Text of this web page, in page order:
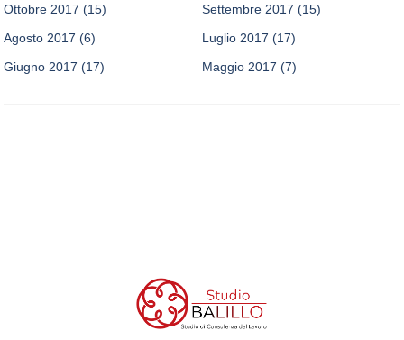
Ottobre 2017 (15) Settembre 2017 (15)
Agosto 2017 (6) Luglio 2017 (17)
Giugno 2017 (17) Maggio 2017 (7)